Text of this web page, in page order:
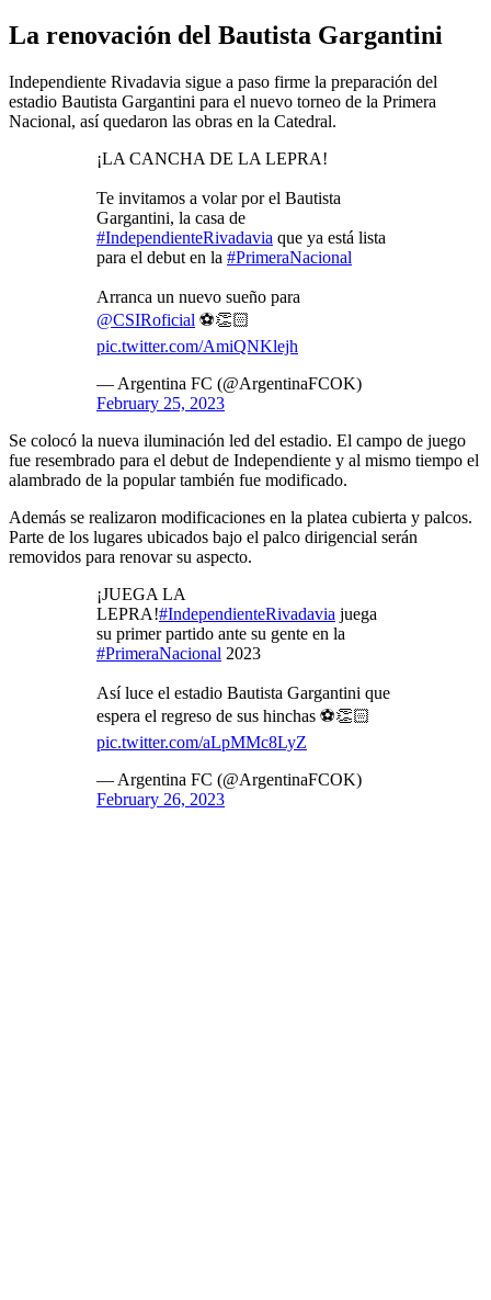
La renovación del Bautista Gargantini
Independiente Rivadavia sigue a paso firme la preparación del
estadio Bautista Gargantini para el nuevo torneo de la Primera
Nacional, así quedaron las obras en la Catedral.
¡LA CANCHA DE LA LEPRA!
Te invitamos a volar por el Bautista
Gargantini, la casa de
#IndependienteRivadavia que ya está lista
para el debut en la #PrimeraNacional
Arranca un nuevo sueño para
@CSIRoficial ⚽️👏🏻
pic.twitter.com/AmiQNKlejh
— Argentina FC (@ArgentinaFCOK)
February 25, 2023
Se colocó la nueva iluminación led del estadio. El campo de juego
fue resembrado para el debut de Independiente y al mismo tiempo el
alambrado de la popular también fue modificado.
Además se realizaron modificaciones en la platea cubierta y palcos.
Parte de los lugares ubicados bajo el palco dirigencial serán
removidos para renovar su aspecto.
¡JUEGA LA
LEPRA!#IndependienteRivadavia juega
su primer partido ante su gente en la
#PrimeraNacional 2023
Así luce el estadio Bautista Gargantini que
espera el regreso de sus hinchas ⚽️👏🏻
pic.twitter.com/aLpMMc8LyZ
— Argentina FC (@ArgentinaFCOK)
February 26, 2023